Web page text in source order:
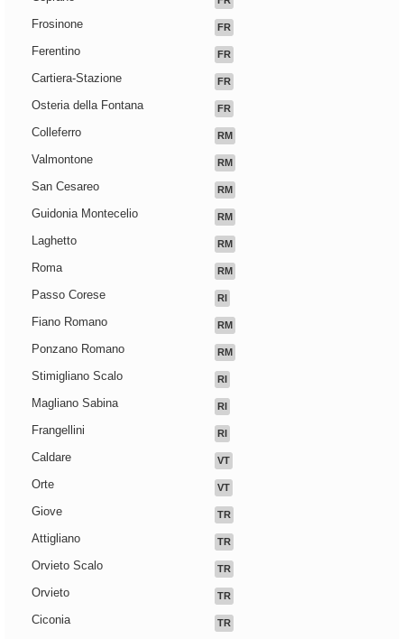
Frosinone FR
Ferentino FR
Cartiera-Stazione FR
Osteria della Fontana FR
Colleferro RM
Valmontone RM
San Cesareo RM
Guidonia Montecelio RM
Laghetto RM
Roma RM
Passo Corese RI
Fiano Romano RM
Ponzano Romano RM
Stimigliano Scalo RI
Magliano Sabina RI
Frangellini RI
Caldare VT
Orte VT
Giove TR
Attigliano TR
Orvieto Scalo TR
Orvieto TR
Ciconia TR